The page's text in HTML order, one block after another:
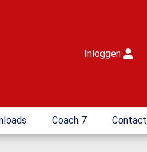
Inloggen
Coach 7 Contact